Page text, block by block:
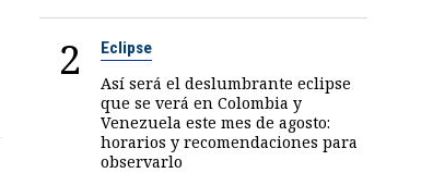
2 Eclipse
Así será el deslumbrante eclipse
que se verá en Colombia y
Venezuela este mes de agosto:
horarios y recomendaciones para
observarlo